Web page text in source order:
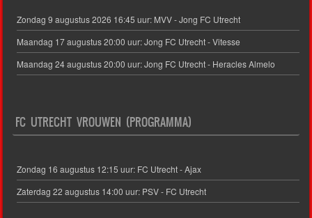
Zondag 9 augustus 2026 16:45 uur: MVV - Jong FC Utrecht
Maandag 17 augustus 20:00 uur: Jong FC Utrecht - Vitesse
Maandag 24 augustus 20:00 uur: Jong FC Utrecht - Heracles Almelo
FC UTRECHT VROUWEN (PROGRAMMA)
Zondag 16 augustus 12:15 uur: FC Utrecht - Ajax
Zaterdag 22 augustus 14:00 uur: PSV - FC Utrecht